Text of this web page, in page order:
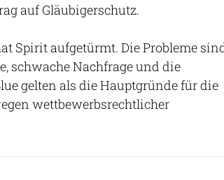
auf Gläubigerschutz.
Spirit aufgetürmt. Die Probleme
schwache Nachfrage und die
gelten als die Hauptgründe für die
wettbewerbsrechtlicher